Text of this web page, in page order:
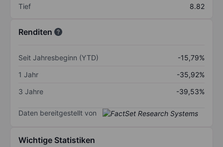
Tief
8.82
Renditen
Seit Jahresbeginn (YTD)
-15,79%
1 Jahr
-35,92%
3 Jahre
-39,53%
Daten bereitgestellt von
Wichtige Statistiken